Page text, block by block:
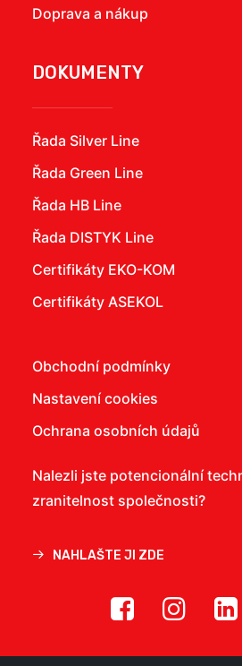
Doprava a nákup
DOKUMENTY
Řada Silver Line
Řada Green Line
Řada HB Line
Řada DISTYK Line
Certifikáty EKO-KOM
Certifikáty ASEKOL
Obchodní podmínky
Nastavení cookies
Ochrana osobních údajů
Nalezli jste potencionální
zranitelnost společnosti?
NAHLAŠTE JI ZDE